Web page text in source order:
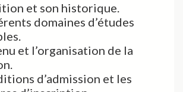
et son historique.
domaines d’études
et l’organisation de la
d’admission et les